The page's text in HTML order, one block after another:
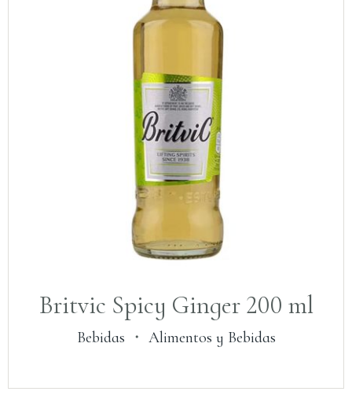
Britvic Spicy Ginger 200 ml
Bebidas ・ Alimentos y Bebidas